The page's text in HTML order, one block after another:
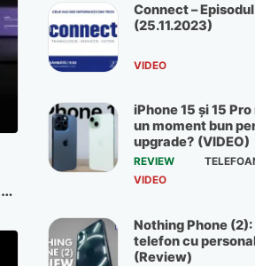
Connect –
(25.11.2023)
VIDEO
iPhone 15 și 15
un moment bun
upgrade? (VIDEO)
REVIEW
VIDEO
Nothing Phone (2):
telefon cu
(Review)